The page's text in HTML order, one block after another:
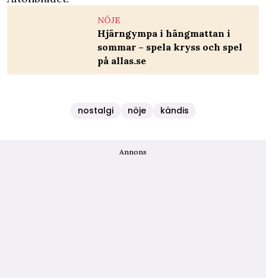
NÖJE
Hjärngympa i hängmattan i
sommar – spela kryss och spel
på allas.se
nostalgi nöje kändis
Annons